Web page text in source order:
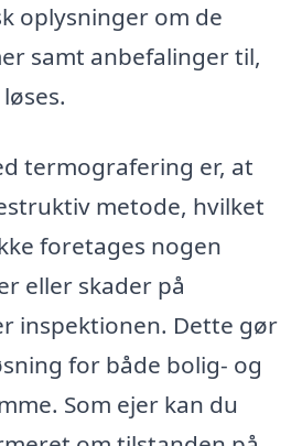
oplysninger om de
samt anbefalinger til,
termografering er, at
metode, hvilket
foretages nogen
eller skader på
inspektionen. Dette gør
for både bolig- og
Som ejer kan du